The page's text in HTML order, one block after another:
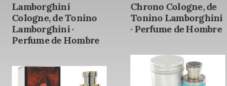
Lamborghini
Cologne, de Tonino
Lamborghini ·
Perfume de Hombre
Chrono Cologne, de
Tonino Lamborghini
· Perfume de Hombre